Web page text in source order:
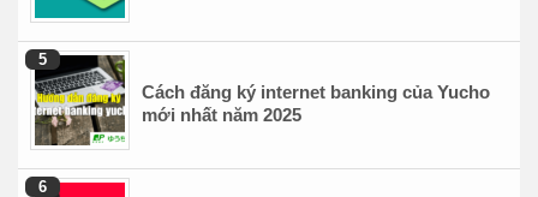
Cách đăng ký internet banking của Yucho
mới nhất năm 2025